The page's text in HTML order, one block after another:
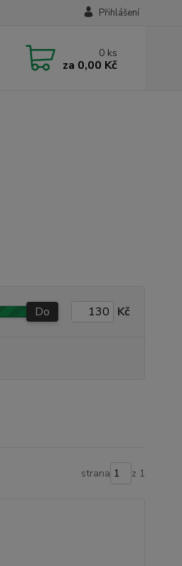
Přihlášení
0 ks
za 0,00 Kč
Do Kč
strana z 1